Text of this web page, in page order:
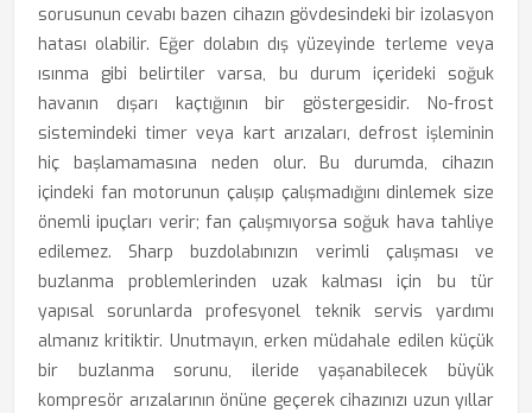
sorusunun cevabı bazen cihazın gövdesindeki bir izolasyon
hatası olabilir. Eğer dolabın dış yüzeyinde terleme veya
ısınma gibi belirtiler varsa, bu durum içerideki soğuk
havanın dışarı kaçtığının bir göstergesidir. No-frost
sistemindeki timer veya kart arızaları, defrost işleminin
hiç başlamamasına neden olur. Bu durumda, cihazın
içindeki fan motorunun çalışıp çalışmadığını dinlemek size
önemli ipuçları verir; fan çalışmıyorsa soğuk hava tahliye
edilemez. Sharp buzdolabınızın verimli çalışması ve
buzlanma problemlerinden uzak kalması için bu tür
yapısal sorunlarda profesyonel teknik servis yardımı
almanız kritiktir. Unutmayın, erken müdahale edilen küçük
bir buzlanma sorunu, ileride yaşanabilecek büyük
kompresör arızalarının önüne geçerek cihazınızı uzun yıllar